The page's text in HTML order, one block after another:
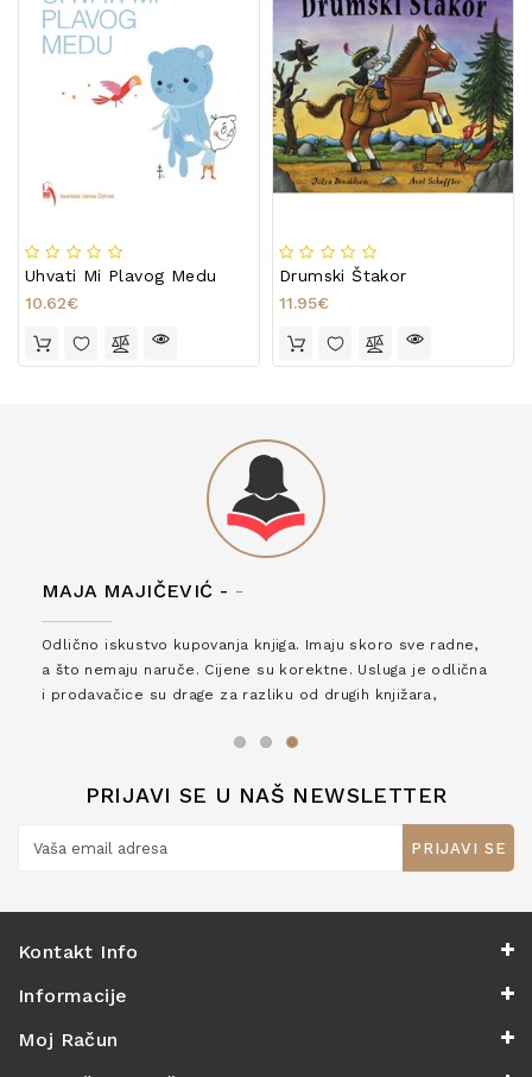
Uhvati Mi Plavog Medu
10.62€
Drumski Štakor
11.95€
MAJA MAJIČEVIĆ - -
Odlično iskustvo kupovanja knjiga. Imaju skoro sve radne,
a što nemaju naruče. Cijene su korektne. Usluga je odlična
i prodavačice su drage za razliku od drugih knjižara,
PRIJAVI SE U NAŠ NEWSLETTER
PRIJAVI SE
Kontakt Info
Informacije
Moj Račun